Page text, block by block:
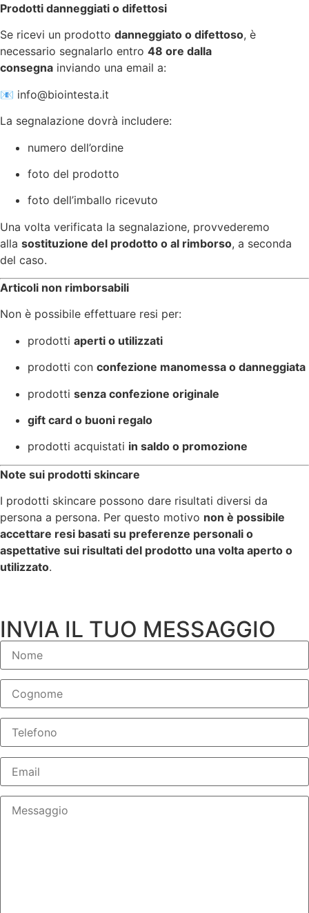
Prodotti danneggiati o difettosi
Se ricevi un prodotto danneggiato o difettoso, è
necessario segnalarlo entro 48 ore dalla
consegna inviando una email a:
📧 info@biointesta.it
La segnalazione dovrà includere:
numero dell’ordine
foto del prodotto
foto dell’imballo ricevuto
Una volta verificata la segnalazione, provvederemo
alla sostituzione del prodotto o al rimborso, a seconda
del caso.
Articoli non rimborsabili
Non è possibile effettuare resi per:
prodotti aperti o utilizzati
prodotti con confezione manomessa o danneggiata
prodotti senza confezione originale
gift card o buoni regalo
prodotti acquistati in saldo o promozione
Note sui prodotti skincare
I prodotti skincare possono dare risultati diversi da
persona a persona. Per questo motivo non è possibile
accettare resi basati su preferenze personali o
aspettative sui risultati del prodotto una volta aperto o
utilizzato.
INVIA IL TUO MESSAGGIO